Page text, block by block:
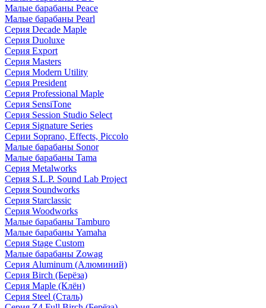
Малые барабаны Peace
Малые барабаны Pearl
Серия Decade Maple
Серия Duoluxe
Серия Export
Серия Masters
Серия Modern Utility
Серия President
Серия Professional Maple
Серия SensiTone
Серия Session Studio Select
Серия Signature Series
Серии Soprano, Effects, Piccolo
Малые барабаны Sonor
Малые барабаны Tama
Серия Metalworks
Серия S.L.P. Sound Lab Project
Серия Soundworks
Серия Starclassic
Серия Woodworks
Малые барабаны Tamburo
Малые барабаны Yamaha
Серия Stage Custom
Малые барабаны Zowag
Серия Aluminum (Алюминий)
Серия Birch (Берёза)
Серия Maple (Клён)
Серия Steel (Сталь)